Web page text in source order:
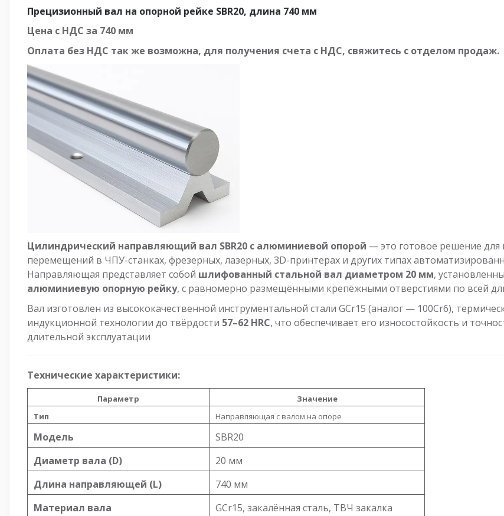
Прецизионный вал на опорной рейке SBR20, длина 740 мм
Цена с НДС за 740 мм
Оплата без НДС так же возможна, для получения счета с НДС, свяжитесь с отделом продаж.
Цилиндрический направляющий вал SBR20 с алюминиевой опорой — это готовое решение для
перемещений в ЧПУ-станках, фрезерных, лазерных, 3D-принтерах и других типах
Направляющая представляет собой шлифованный стальной вал диаметром 20 мм,
алюминиевую опорную рейку, с равномерно размещёнными крепёжными отверстиями по всей
Вал изготовлен из высококачественной инструментальной стали GCr15 (аналог — 100Cr6),
индукционной технологии до твёрдости 57–62 HRC, что обеспечивает его износостойкость и
длительной эксплуатации
Технические характеристики:
Параметр
Значение
Тип
Направляющая с валом на опоре
Модель
SBR20
Диаметр вала (D)
20 мм
Длина направляющей (L)
740 мм
Материал вала
GCr15, закалённая сталь, ТВЧ закалка